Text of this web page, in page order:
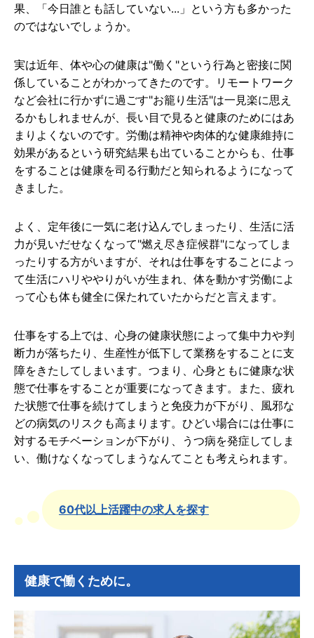
果、「今日誰とも話していない...」という方も多かった
のではないでしょうか。
実は近年、体や心の健康は"働く"という行為と密接に関
係していることがわかってきたのです。リモートワーク
など会社に行かずに過ごす"お籠り生活"は一見楽に思え
るかもしれませんが、長い目で見ると健康のためにはあ
まりよくないのです。労働は精神や肉体的な健康維持に
効果があるという研究結果も出ていることからも、仕事
をすることは健康を司る行動だと知られるようになって
きました。
よく、定年後に一気に老け込んでしまったり、生活に活
力が見いだせなくなって"燃え尽き症候群"になってしま
ったりする方がいますが、それは仕事をすることによっ
て生活にハリややりがいが生まれ、体を動かす労働によ
って心も体も健全に保たれていたからだと言えます。
仕事をする上では、心身の健康状態によって集中力や判
断力が落ちたり、生産性が低下して業務をすることに支
障をきたしてしまいます。つまり、心身ともに健康な状
態で仕事をすることが重要になってきます。また、疲れ
た状態で仕事を続けてしまうと免疫力が下がり、風邪な
どの病気のリスクも高まります。ひどい場合には仕事に
対するモチベーションが下がり、うつ病を発症してしま
い、働けなくなってしまうなんてことも考えられます。
60代以上活躍中の求人を探す
健康で働くために。